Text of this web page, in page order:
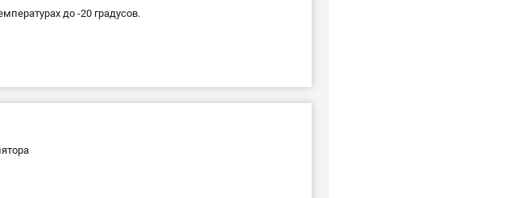
до -20 градусов.